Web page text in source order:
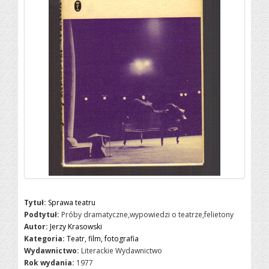
Tytuł: Sprawa teatru
Podtytuł: Próby dramatyczne,wypowiedzi o teatrze,felietony
Autor: Jerzy Krasowski
Kategoria: Teatr, film, fotografia
Wydawnictwo: Literackie Wydawnictwo
Rok wydania: 1977